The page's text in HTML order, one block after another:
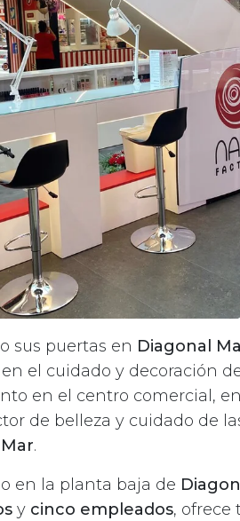
sus puertas en Diagonal
el cuidado y decoración
en el centro comercial,
de belleza y cuidado de
.
en la planta baja de
y cinco empleados, ofrece